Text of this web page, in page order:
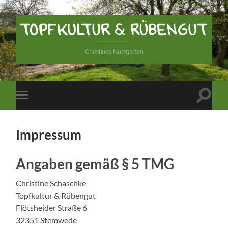
Topfkultur
und
Rübengut
Menü
Impressum
Angaben gemäß § 5 TMG
Christine Schaschke
Topfkultur & Rübengut
Flötsheider Straße 6
32351 Stemwede